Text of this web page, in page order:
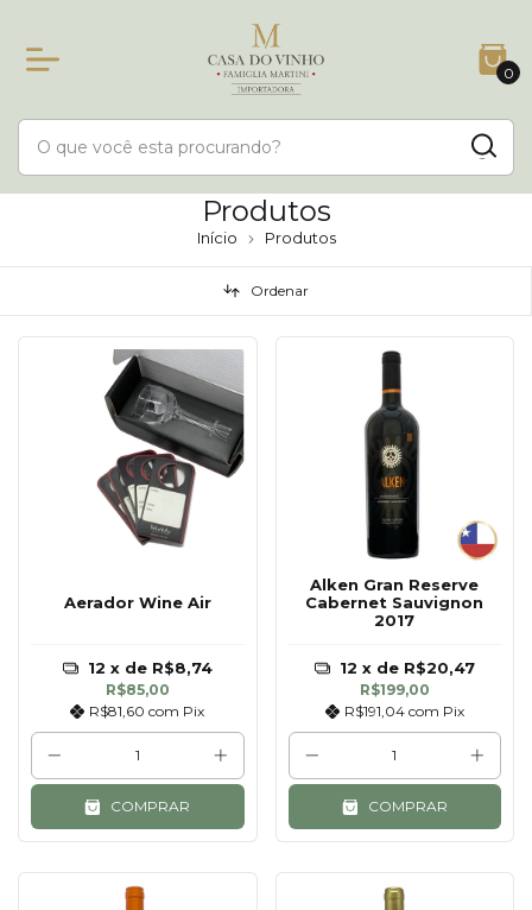
0
Produtos
Início Produtos
Ordenar
Aerador Wine Air
R$85,00
R$81,60com Pix
12 x de R$8,74
COMPRAR
Alken Gran Reserve
Cabernet Sauvignon
2017
R$199,00
R$191,04 com Pix
12 x de R$20,47
COMPRAR